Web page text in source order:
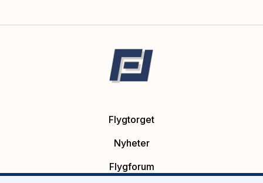
Flygtorget
Nyheter
Flygforum